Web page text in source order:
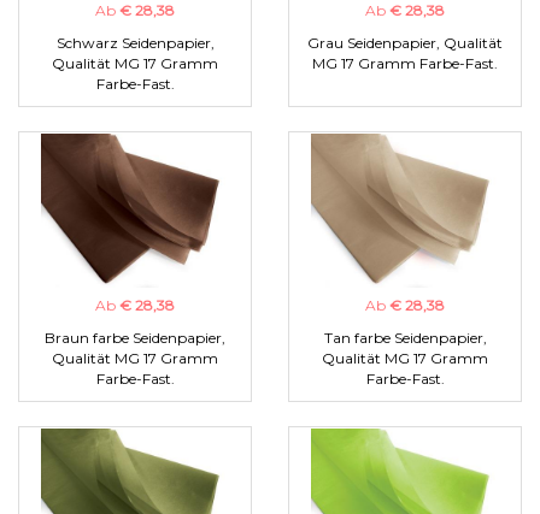
Ab € 28,38
Schwarz Seidenpapier,
Qualität MG 17 Gramm
Farbe-Fast.
Ab € 28,38
Grau Seidenpapier, Qualität
MG 17 Gramm Farbe-Fast.
Ab € 28,38
Braun farbe Seidenpapier,
Qualität MG 17 Gramm
Farbe-Fast.
Ab € 28,38
Tan farbe Seidenpapier,
Qualität MG 17 Gramm
Farbe-Fast.